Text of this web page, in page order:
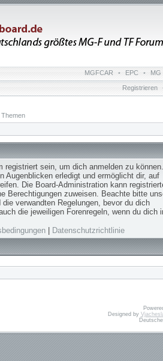
MGFCAR • EPC • MG
Registrieren
registriert sein, um dich anmelden zu
Augenblicken erledigt und ermöglicht dir, auf
Die Board-Administration kann
Berechtigungen zuweisen. Beachte bitte
die verwandten Regelungen, bevor du dich
die jeweiligen Forenregeln, wenn du dich
Datenschutzrichtlinie
Designed by